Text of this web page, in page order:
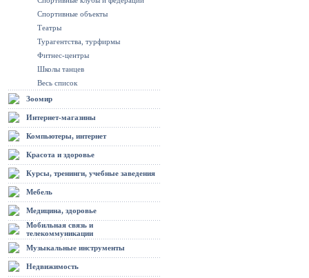
Спортивные объекты
Театры
Турагентства, турфирмы
Фитнес-центры
Школы танцев
Весь список
Зоомир
Интернет-магазины
Компьютеры, интернет
Красота и здоровье
Курсы, тренинги, учебные заведения
Мебель
Медицина, здоровье
Мобильная связь и
телекоммуникации
Музыкальные инструменты
Недвижимость